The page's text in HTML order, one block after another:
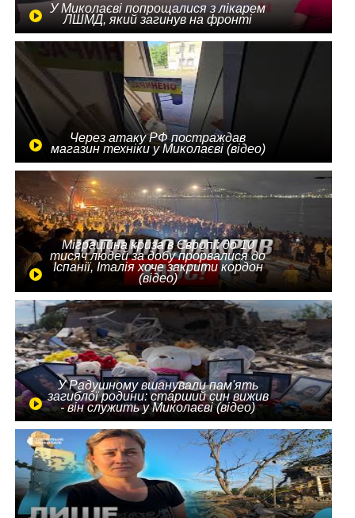
У Миколаєві попрощалися з лікарем
ЛШМД, який загинув на фронті
Через атаку РФ постраждав
магазин техніки у Миколаєві (відео)
Міграційна криза в Європі: до 10
тисяч людей за добу прорвалися до
Іспанії, Італія хоче закрити кордон
(відео)
У Радушному вшанували пам'ять
загиблої родини: старший син вижив
- він служить у Миколаєві (відео)